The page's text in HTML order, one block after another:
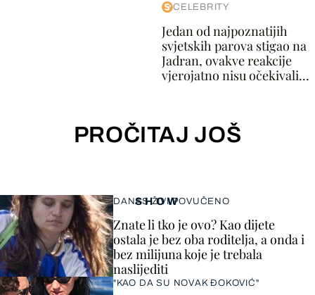
CELEBRITY
Jedan od najpoznatijih
svjetskih parova stigao na
Jadran, ovakve reakcije
vjerojatno nisu očekivali...
PROČITAJ JOŠ
SHOW
DANAS ŽIVI POVUČENO
Znate li tko je ovo? Kao dijete
ostala je bez oba roditelja, a onda i
bez milijuna koje je trebala
naslijediti
"KAO DA SU NOVAK ĐOKOVIĆ"